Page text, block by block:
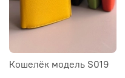
Кошелёк модель S019